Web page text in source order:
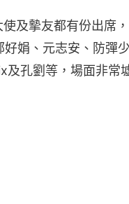
及摰友都有份出席
娟、元志安、防彈
孔劉等，場面非常